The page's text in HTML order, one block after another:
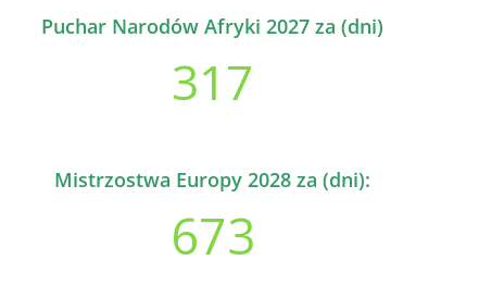
Puchar Narodów Afryki 2027 za (dni)
317
Mistrzostwa Europy 2028 za (dni):
673